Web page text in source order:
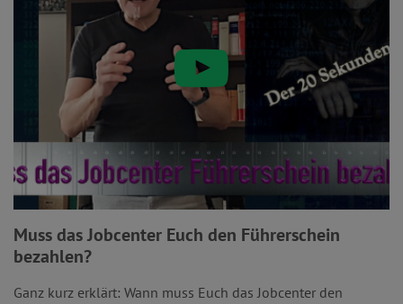
Muss das Jobcenter Euch den Führerschein
bezahlen?
Ganz kurz erklärt: Wann muss Euch das Jobcenter den